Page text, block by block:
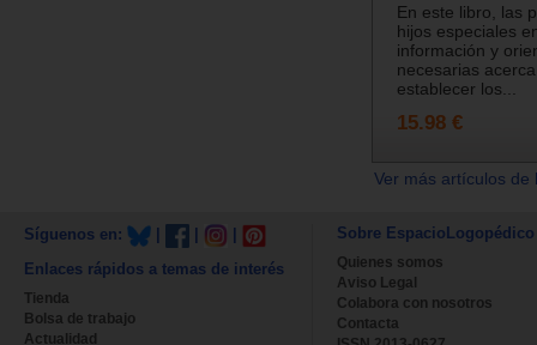
En este libro, las
hijos especiales
información y
necesarias
establecer los...
15.98 €
Ver más artículos
Síguenos en:
Enlaces rápidos a temas de interés
Tienda
Bolsa de trabajo
Actualidad
Sobre EspacioLogopédico
Quienes somos
Aviso Legal
Colabora con nosotros
Contacta